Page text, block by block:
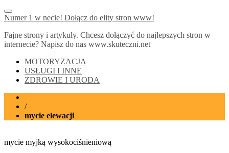
Numer 1 w necie! Dołącz do elity stron www!
Fajne strony i artykuły. Chcesz dołączyć do najlepszych stron w
internecie? Napisz do nas www.skuteczni.net
MOTORYZACJA
USŁUGI I INNE
ZDROWIE I URODA
/
mycie elewacji
mycie myjką wysokociśnieniową